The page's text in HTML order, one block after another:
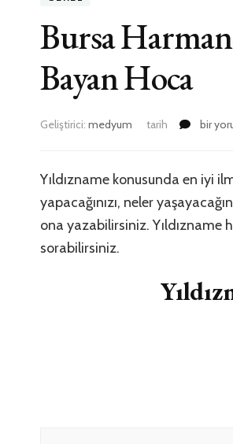
Bursa
Bayan Hoca
Geliştirici: medyum tarih
Bursa
Bakan
En
iyi
bir
Yıldızname konusunda en iyi
yapacağınızı, neler
ona yazabilirsiniz.
sorabilirsiniz.